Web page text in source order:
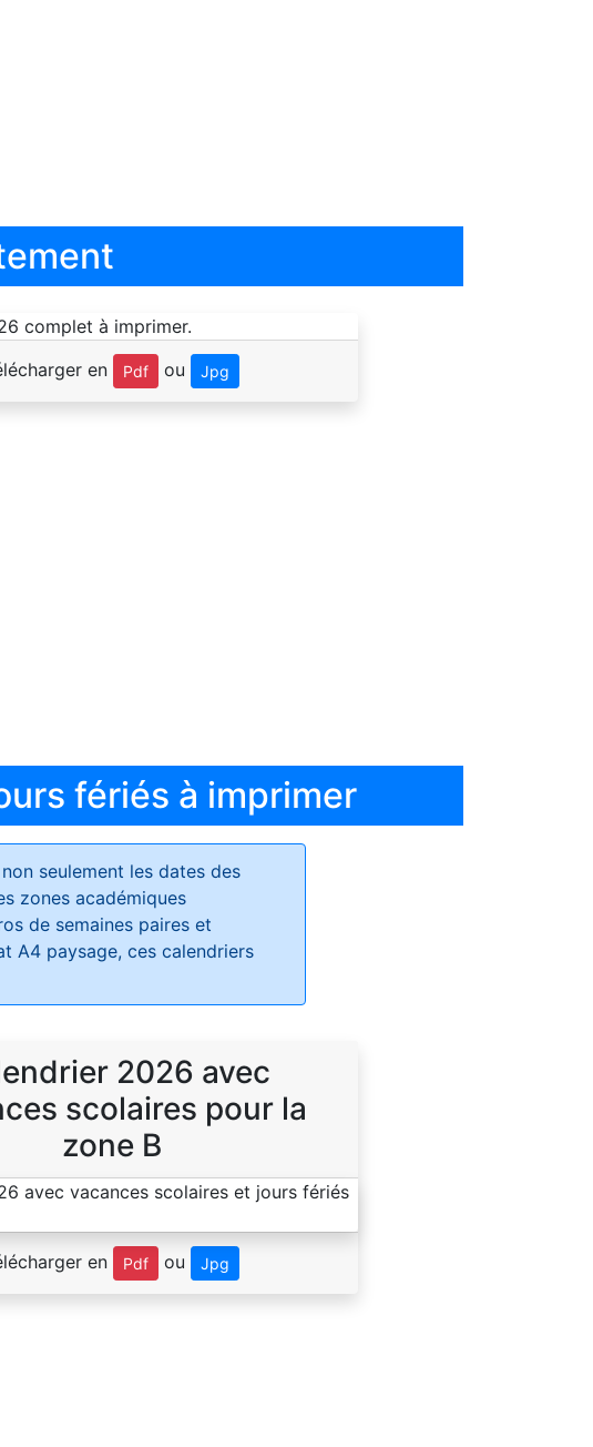
en Pdf ou Jpg
fériés à imprimer
seulement les dates des
zones académiques
de semaines paires et
A4 paysage, ces calendriers
2026 avec
scolaires pour la
zone B
en Pdf ou Jpg